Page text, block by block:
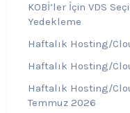
KOBİ’ler İçin VDS
Yedekleme
Haftalık Hosting/
Haftalık Hosting/
Haftalık Hosting/
Temmuz 2026